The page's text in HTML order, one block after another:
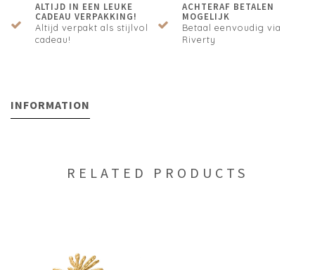
ALTIJD IN EEN LEUKE
CADEAU VERPAKKING!
Altijd verpakt als stijlvol
cadeau!
ACHTERAF BETALEN
MOGELIJK
Betaal eenvoudig via
Riverty
INFORMATION
RELATED PRODUCTS